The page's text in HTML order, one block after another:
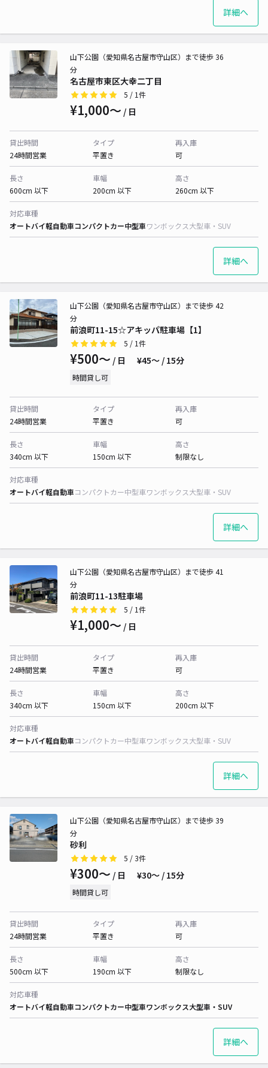
詳細へ
名古屋市東区大幸二丁目
山下公園（愛知県名古屋市守山区）まで徒歩 36
分
5 / 1件
¥1,000〜 / 日
貸出時間
24時間営業
タイプ
平置き
再入庫
可
長さ
600cm 以下
車幅
200cm 以下
高さ
260cm 以下
対応車種
オートバイ軽自動車コンパクトカー中型車ワンボックス大型車・SUV
詳細へ
前浪町11-15☆アキッパ駐車場【1】
山下公園（愛知県名古屋市守山区）まで徒歩 42
分
5 / 1件
¥500〜 / 日 ¥45〜 / 15分
時間貸し可
貸出時間
24時間営業
タイプ
平置き
再入庫
可
長さ
340cm 以下
車幅
150cm 以下
高さ
制限なし
対応車種
オートバイ軽自動車コンパクトカー中型車ワンボックス大型車・SUV
詳細へ
前浪町11-13駐車場
山下公園（愛知県名古屋市守山区）まで徒歩 41
分
5 / 1件
¥1,000〜 / 日
貸出時間
24時間営業
タイプ
平置き
再入庫
可
長さ
340cm 以下
車幅
150cm 以下
高さ
200cm 以下
対応車種
オートバイ軽自動車コンパクトカー中型車ワンボックス大型車・SUV
詳細へ
砂利
山下公園（愛知県名古屋市守山区）まで徒歩 39
分
5 / 3件
¥300〜 / 日 ¥30〜 / 15分
時間貸し可
貸出時間
24時間営業
タイプ
平置き
再入庫
可
長さ
500cm 以下
車幅
190cm 以下
高さ
制限なし
対応車種
オートバイ軽自動車コンパクトカー中型車ワンボックス大型車・SUV
詳細へ